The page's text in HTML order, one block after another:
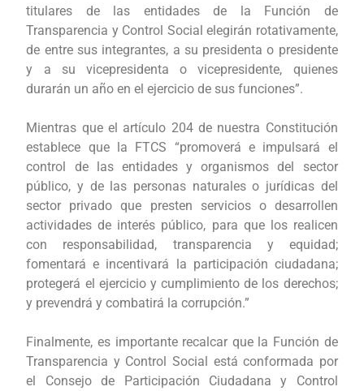
titulares de las entidades de la Función de
Transparencia y Control Social elegirán rotativamente,
de entre sus integrantes, a su presidenta o presidente
y a su vicepresidenta o vicepresidente, quienes
durarán un año en el ejercicio de sus funciones”.
Mientras que el artículo 204 de nuestra Constitución
establece que la FTCS “promoverá e impulsará el
control de las entidades y organismos del sector
público, y de las personas naturales o jurídicas del
sector privado que presten servicios o desarrollen
actividades de interés público, para que los realicen
con responsabilidad, transparencia y equidad;
fomentará e incentivará la participación ciudadana;
protegerá el ejercicio y cumplimiento de los derechos;
y prevendrá y combatirá la corrupción.”
Finalmente, es importante recalcar que la Función de
Transparencia y Control Social está conformada por
el Consejo de Participación Ciudadana y Control